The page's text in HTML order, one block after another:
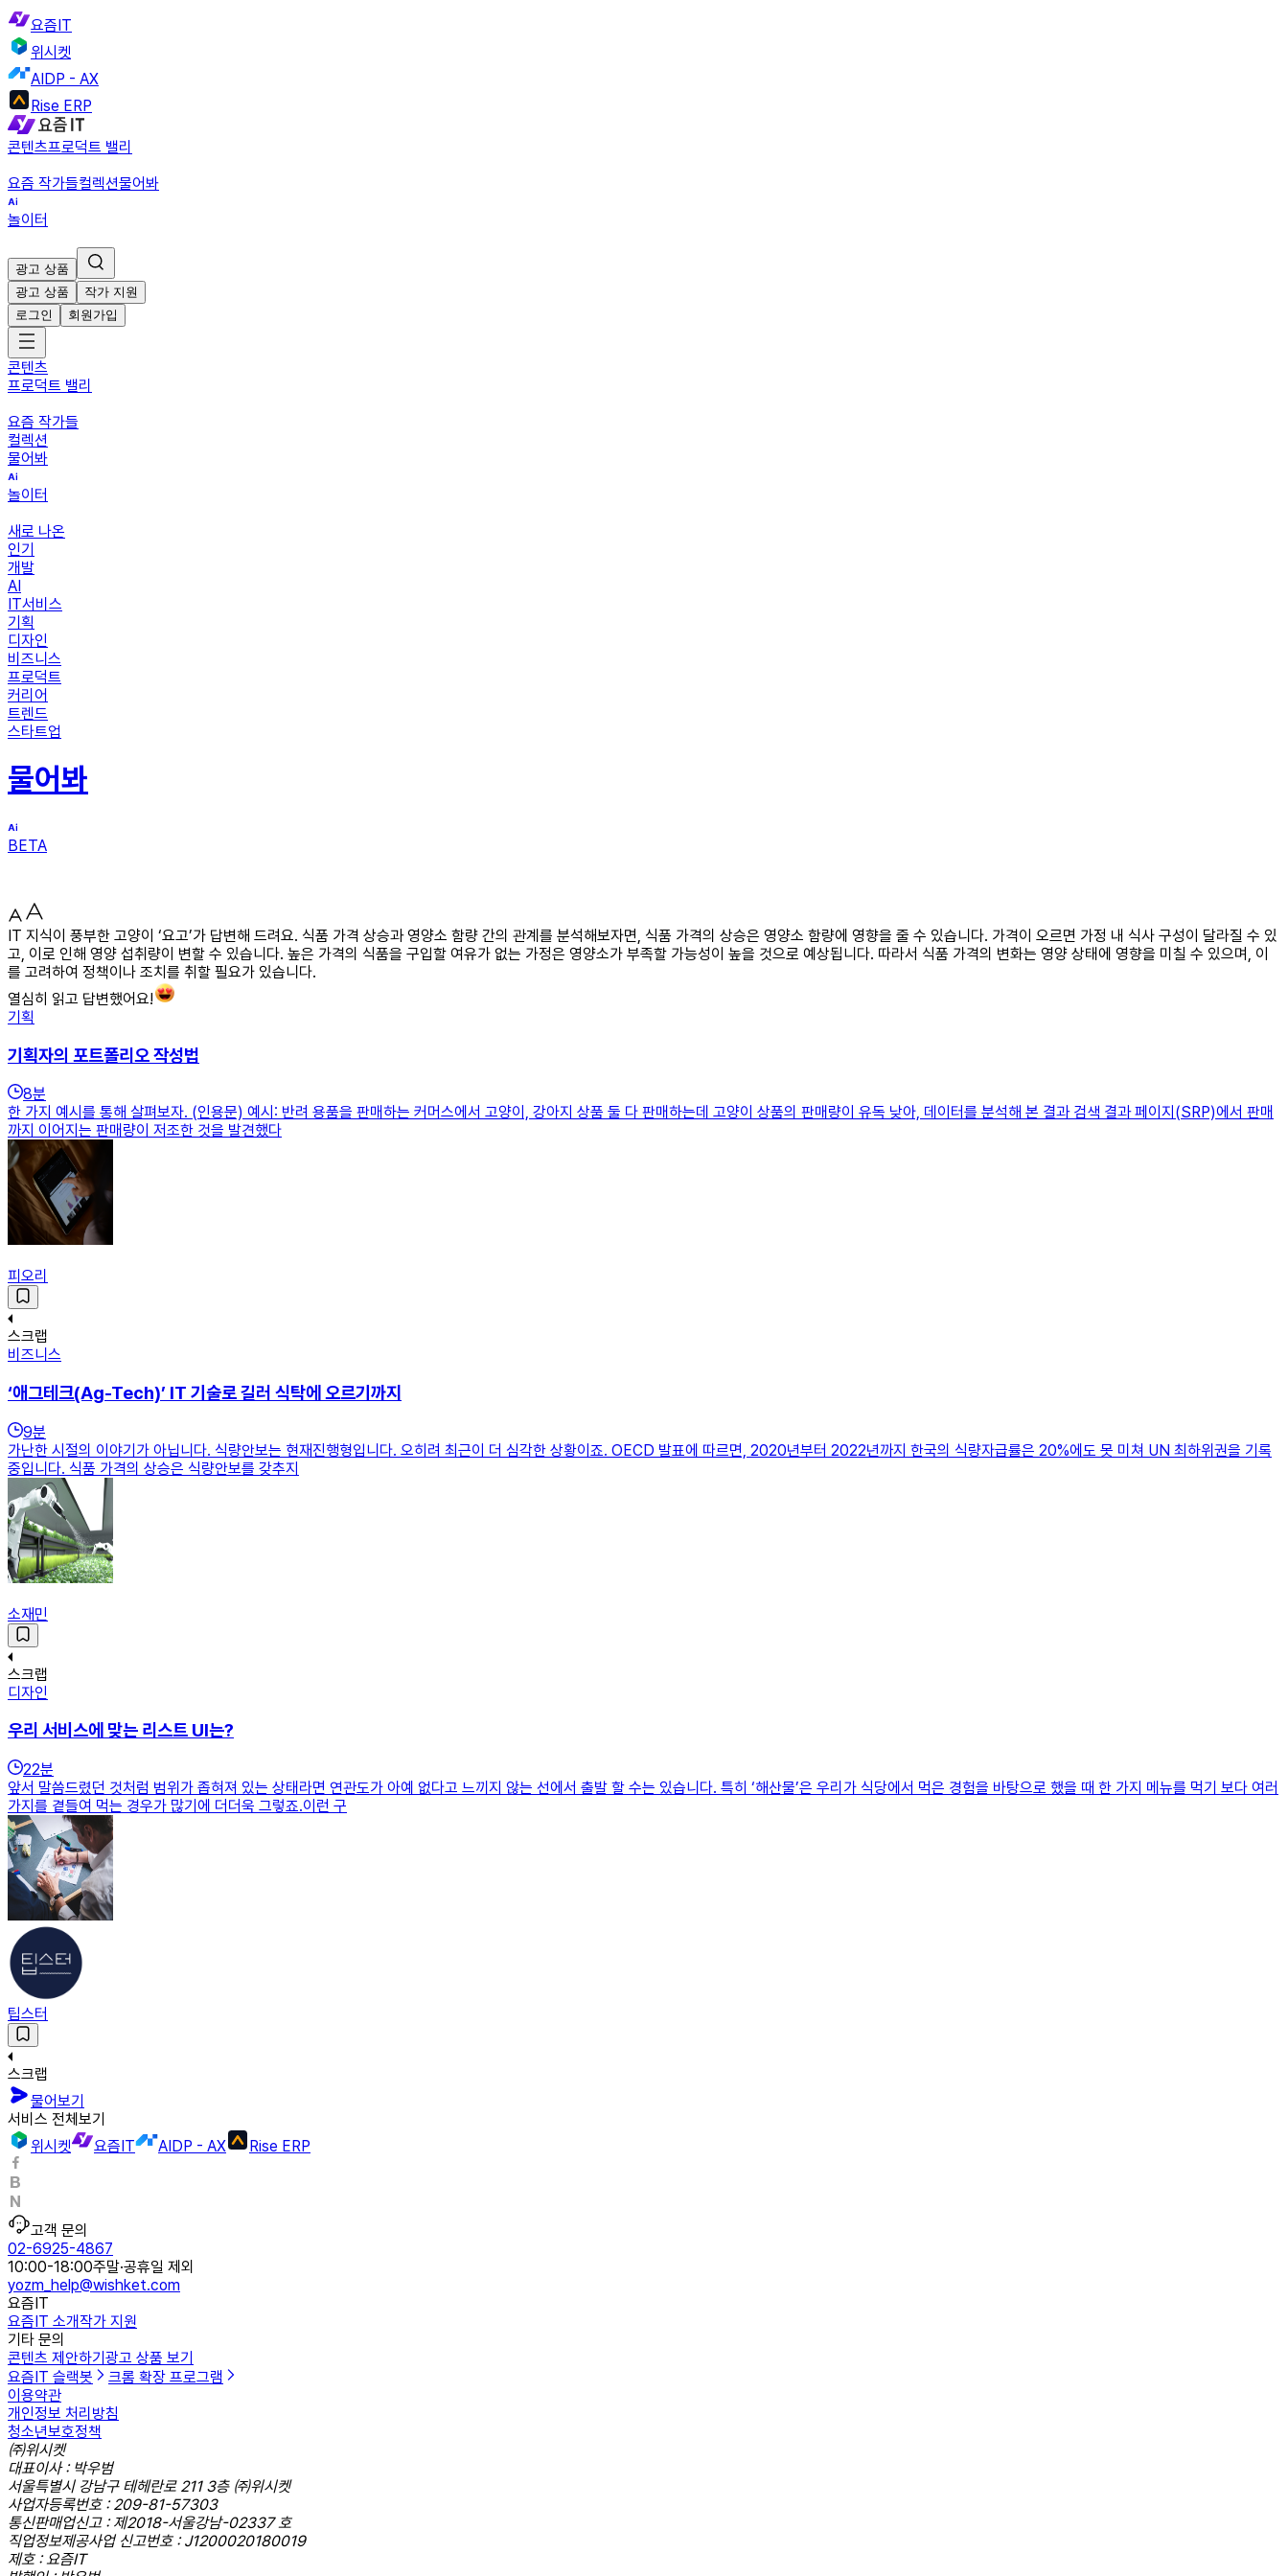
요즘IT
위시켓
AIDP - AX
Rise ERP
콘텐츠프로덕트 밸리
요즘 작가들컬렉션물어봐
놀이터
광고 상품
광고 상품
작가 지원
로그인
회원가입
콘텐츠
프로덕트 밸리
요즘 작가들
컬렉션
물어봐
놀이터
새로 나온
인기
개발
AI
IT서비스
기획
디자인
비즈니스
프로덕트
커리어
트렌드
스타트업
물어봐
BETA
IT 지식이 풍부한 고양이 ‘요고’가 답변해 드려요. 식품 가격 상승과 영양소 함량 간의 관계를 분석해보자면, 식품 가격의 상승은 영양소 함량에 영향을 줄 수 있습니다. 가격이 오르면 가정 내 식사 구성이 달라질 수 있
고, 이로 인해 영양 섭취량이 변할 수 있습니다. 높은 가격의 식품을 구입할 여유가 없는 가정은 영양소가 부족할 가능성이 높을 것으로 예상됩니다. 따라서 식품 가격의 변화는 영양 상태에 영향을 미칠 수 있으며, 이
를 고려하여 정책이나 조치를 취할 필요가 있습니다.
열심히 읽고 답변했어요!
기획
기획자의 포트폴리오 작성법
8분
한 가지 예시를 통해 살펴보자. (인용문) 예시: 반려 용품을 판매하는 커머스에서 고양이, 강아지 상품 둘 다 판매하는데 고양이 상품의 판매량이 유독 낮아, 데이터를 분석해 본 결과 검색 결과 페이지(SRP)에서 판매
까지 이어지는 판매량이 저조한 것을 발견했다
피오리
스크랩
비즈니스
‘애그테크(Ag-Tech)’ IT 기술로 길러 식탁에 오르기까지
9분
가난한 시절의 이야기가 아닙니다. 식량안보는 현재진행형입니다. 오히려 최근이 더 심각한 상황이죠. OECD 발표에 따르면, 2020년부터 2022년까지 한국의 식량자급률은 20%에도 못 미쳐 UN 최하위권을 기록
중입니다. 식품 가격의 상승은 식량안보를 갖추지
소재민
스크랩
디자인
우리 서비스에 맞는 리스트 UI는?
22분
앞서 말씀드렸던 것처럼 범위가 좁혀져 있는 상태라면 연관도가 아예 없다고 느끼지 않는 선에서 출발 할 수는 있습니다. 특히 ‘해산물’은 우리가 식당에서 먹은 경험을 바탕으로 했을 때 한 가지 메뉴를 먹기 보다 여러
가지를 곁들여 먹는 경우가 많기에 더더욱 그렇죠.이런 구
팁스터
스크랩
물어보기
서비스 전체보기
위시켓
요즘IT AIDP - AX Rise ERP
고객 문의
02-6925-4867
10:00-18:00주말·공휴일 제외
yozm_help@wishket.com
요즘IT
요즘IT 소개작가 지원
기타 문의
콘텐츠 제안하기 광고 상품 보기
요즘IT 슬랙봇
크롬 확장 프로그램
이용약관
개인정보 처리방침
청소년보호정책
㈜위시켓
대표이사 : 박우범
서울특별시 강남구 테헤란로 211 3층 ㈜위시켓
사업자등록번호 : 209-81-57303
통신판매업신고 : 제2018-서울강남-02337 호
직업정보제공사업 신고번호 : J1200020180019
제호 : 요즘IT